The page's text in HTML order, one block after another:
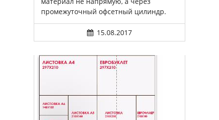
промежуточный офсетный цилиндр.
15.08.2017